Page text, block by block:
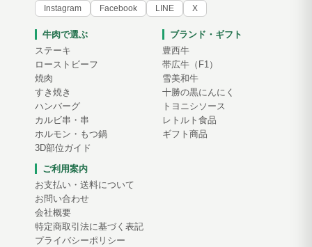
Instagram Facebook LINE X
牛肉で選ぶ
ステーキ
ローストビーフ
焼肉
すき焼き
ハンバーグ
カルビ串・串
ホルモン・もつ鍋
3D部位ガイド
ブランド・ギフト
豊西牛
帯広牛（F1）
雪美和牛
十勝の黒にんにく
トヨニシソース
レトルト食品
ギフト商品
ご利用案内
お支払い・送料について
お問い合わせ
会社概要
特定商取引法に基づく表記
プライバシーポリシー